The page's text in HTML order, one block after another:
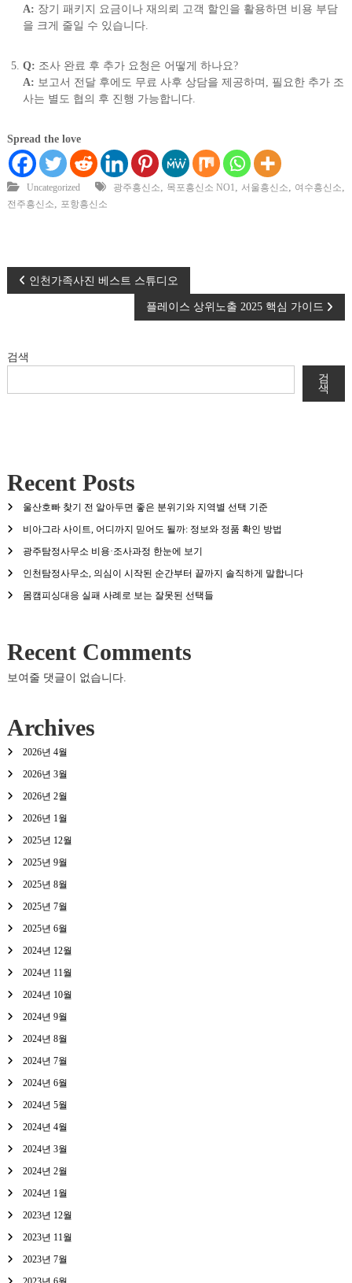
A: 장기 패키지 요금이나 재의뢰 고객 할인을 활용하면 비용 부담
을 크게 줄일 수 있습니다.
Q: 조사 완료 후 추가 요청은 어떻게 하나요?
A: 보고서 전달 후에도 무료 사후 상담을 제공하며, 필요한 추가 조
사는 별도 협의 후 진행 가능합니다.
Spread the love
Uncategorized 광주흥신소, 목포흥신소 NO1, 서울흥신소, 여수흥신소,
전주흥신소, 포항흥신소
글
색
인천가족사진 베스트 스튜디오
플레이스 상위노출 2025 핵심 가이드
검색
검
색
Recent Posts
울산호빠 찾기 전 알아두면 좋은 분위기와 지역별 선택 기준
비아그라 사이트, 어디까지 믿어도 될까: 정보와 정품 확인 방법
광주탐정사무소 비용·조사과정 한눈에 보기
인천탐정사무소, 의심이 시작된 순간부터 끝까지 솔직하게 말합니다
몸캠피싱대응 실패 사례로 보는 잘못된 선택들
Recent Comments
보여줄 댓글이 없습니다.
Archives
2026년 4월
2026년 3월
2026년 2월
2026년 1월
2025년 12월
2025년 9월
2025년 8월
2025년 7월
2025년 6월
2024년 12월
2024년 11월
2024년 10월
2024년 9월
2024년 8월
2024년 7월
2024년 6월
2024년 5월
2024년 4월
2024년 3월
2024년 2월
2024년 1월
2023년 12월
2023년 11월
2023년 7월